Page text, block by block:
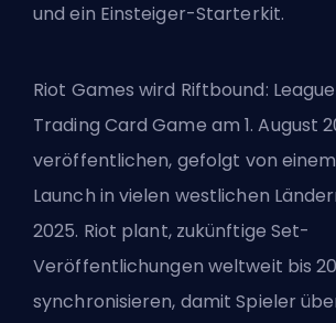
und ein Einsteiger-Starterkit.
Riot Games wird Riftbound:
Trading Card Game am 1. August
veröffentlichen, gefolgt von
Launch in vielen westlichen
2025. Riot plant, zukünftige Set-
Veröffentlichungen weltweit bis
synchronisieren, damit Spieler